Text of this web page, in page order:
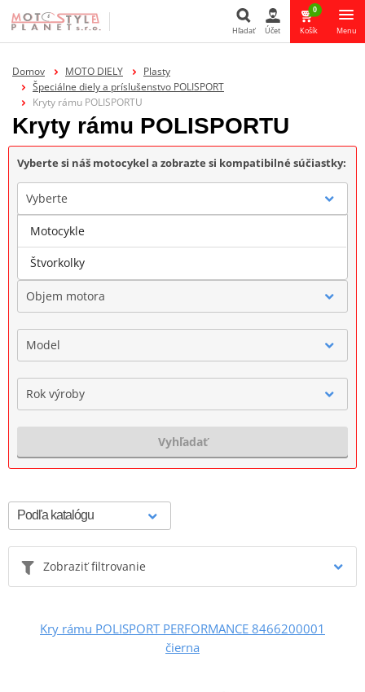
Hľadať Účet
0
Košík Menu
Domov MOTO DIELY
Plasty
Špeciálne diely a príslušenstvo POLISPORT
Kryty rámu POLISPORTU
Kryty rámu POLISPORTU
Vyberte si náš motocykel a zobrazte si kompatibilné súčiastky:
Vyberte
Značka
Objem motora
Model
Rok výroby
Vyhľadať
Zobraziť filtrovanie
Kry rámu POLISPORT PERFORMANCE 8466200001
čierna
Motocykle
Štvorkolky